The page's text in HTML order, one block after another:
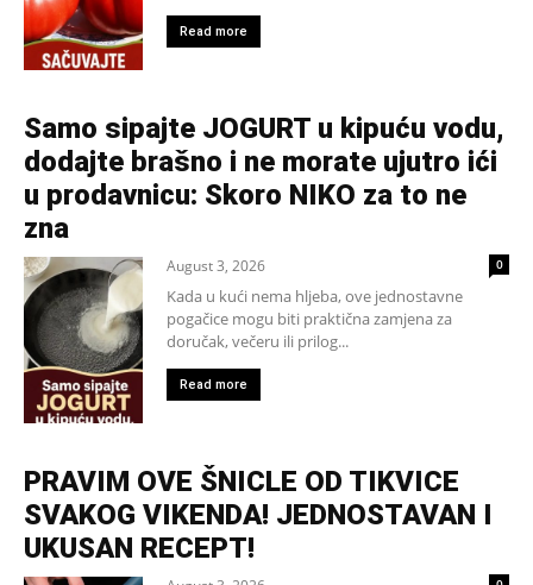
Read more
Samo sipajte JOGURT u kipuću vodu,
dodajte brašno i ne morate ujutro ići
u prodavnicu: Skoro NIKO za to ne
zna
August 3, 2026 0
Kada u kući nema hljeba, ove jednostavne
pogačice mogu biti praktična zamjena za
doručak, večeru ili prilog...
Read more
PRAVIM OVE ŠNICLE OD TIKVICE
SVAKOG VIKENDA! JEDNOSTAVAN I
UKUSAN RECEPT!